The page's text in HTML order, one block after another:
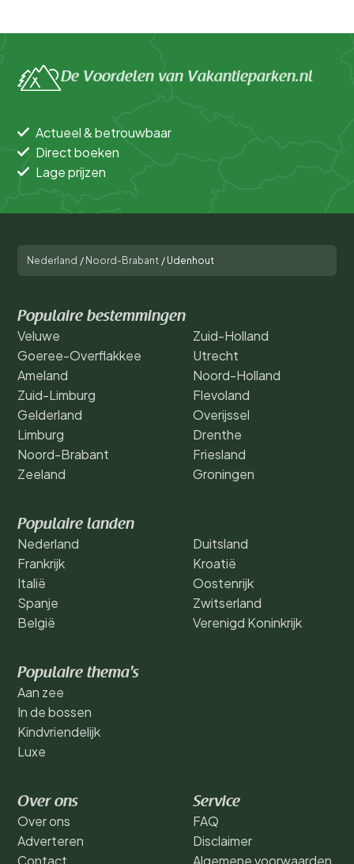
De Voordelen van Vakantieparken.nl
Actueel & betrouwbaar
Direct boeken
Lage prijzen
Nederland / Noord-Brabant / Udenhout
Populaire bestemmingen
Veluwe
Goeree-Overflakkee
Ameland
Zuid-Limburg
Gelderland
Limburg
Noord-Brabant
Zeeland
Zuid-Holland
Utrecht
Noord-Holland
Flevoland
Overijssel
Drenthe
Friesland
Groningen
Populaire landen
Nederland
Frankrijk
Italië
Spanje
België
Duitsland
Kroatië
Oostenrijk
Zwitserland
Verenigd Koninkrijk
Populaire thema's
Aan zee
In de bossen
Kindvriendelijk
Luxe
Over ons
Over ons
Adverteren
Contact
Service
FAQ
Disclaimer
Algemene voorwaarden